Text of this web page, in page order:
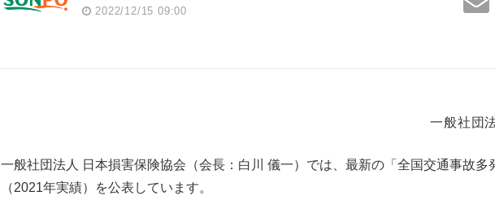
2022/12/15 09:00
一般社団
一般社団法人 日本損害保険協会（会長：白川 儀一）では、最新の「全国交通事故多
（2021年実績）を公表しています。